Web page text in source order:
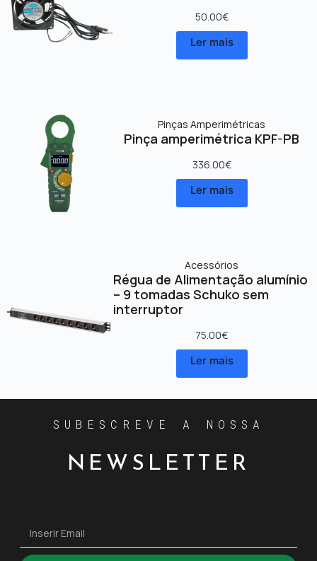
50.00€
Ler mais
Pinças Amperimétricas
Pinça amperimétrica KPF-PB
336.00€
Ler mais
Acessórios
Régua de Alimentação alumínio
– 9 tomadas Schuko sem
interruptor
75.00€
Ler mais
SUBESCREVE A NOSSA
NEWSLETTER